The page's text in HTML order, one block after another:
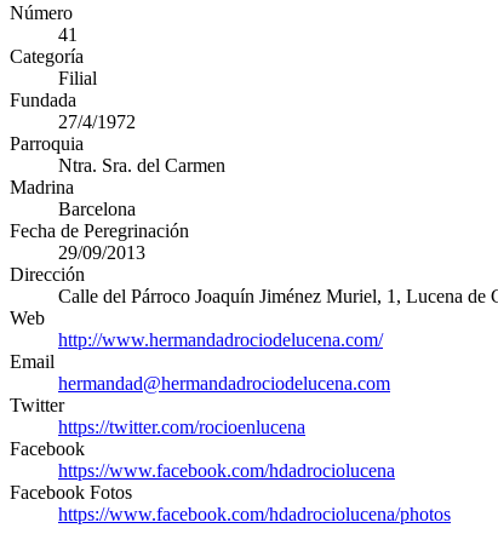
Número
41
Categoría
Filial
Fundada
27/4/1972
Parroquia
Ntra. Sra. del Carmen
Madrina
Barcelona
Fecha de Peregrinación
29/09/2013
Dirección
Calle del Párroco Joaquín Jiménez Muriel, 1 , Lucena de
Web
http://www.hermandadrociodelucena.com/
Email
hermandad@hermandadrociodelucena.com
Twitter
https://twitter.com/rocioenlucena
Facebook
https://www.facebook.com/hdadrociolucena
Facebook Fotos
https://www.facebook.com/hdadrociolucena/photos